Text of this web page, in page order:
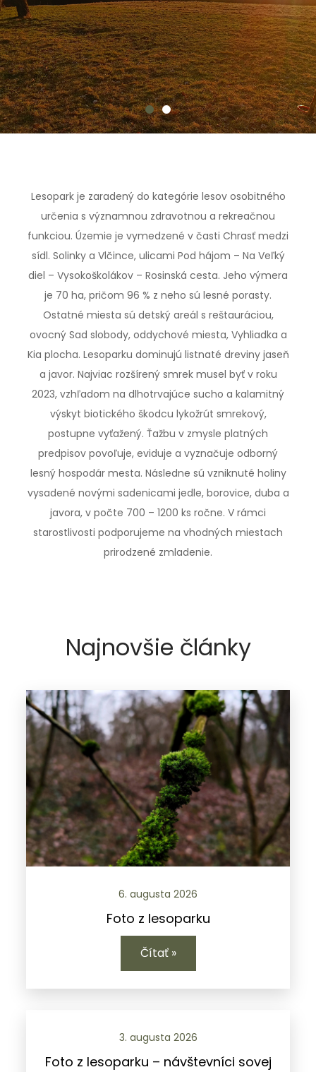
Lesopark je zaradený do kategórie lesov osobitného
určenia s významnou zdravotnou a rekreačnou
funkciou. Územie je vymedzené v časti Chrasť medzi
sídl. Solinky a Vlčince, ulicami Pod hájom – Na Veľký
diel – Vysokoškolákov – Rosinská cesta. Jeho výmera
je 70 ha, pričom 96 % z neho sú lesné porasty.
Ostatné miesta sú detský areál s reštauráciou,
ovocný Sad slobody, oddychové miesta, Vyhliadka a
Kia plocha. Lesoparku dominujú listnaté dreviny jaseň
a javor. Najviac rozšírený smrek musel byť v roku
2023, vzhľadom na dlhotrvajúce sucho a kalamitný
výskyt biotického škodcu lykožrút smrekový,
postupne vyťažený. Ťažbu v zmysle platných
predpisov povoľuje, eviduje a vyznačuje odborný
lesný hospodár mesta. Následne sú vzniknuté holiny
vysadené novými sadenicami jedle, borovice, duba a
javora, v počte 700 – 1200 ks ročne. V rámci
starostlivosti podporujeme na vhodných miestach
prirodzené zmladenie.
Najnovšie články
6. augusta 2026
Foto z lesoparku
Čítať »
3. augusta 2026
Foto z lesoparku – návštevníci sovej